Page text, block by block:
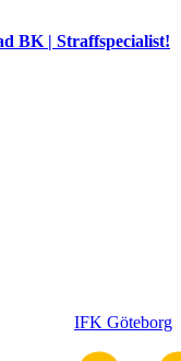
BK | Straffspecialist!
IFK Göteborg